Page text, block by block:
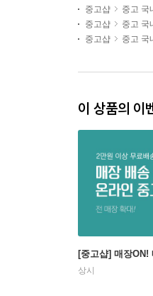
중고샵
중고 국
중고샵
중고 국
중고샵
중고 국
이 상품의 이
[중고샵] 매장ON!
상시